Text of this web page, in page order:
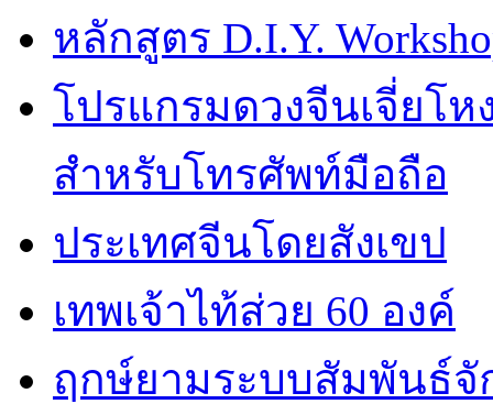
หลักสูตร D.I.Y.
โปรแกรมดวงจีนเจี่ยโห
สำหรับโทรศัพท์มือถือ
ประเทศจีนโดยสังเขป
เทพเจ้าไท้ส่วย 60 องค์
ฤกษ์ยามระบบสัมพันธ์จั